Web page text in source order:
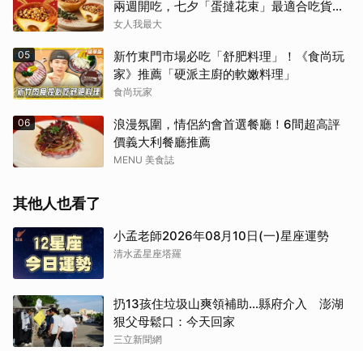
兩週開吃，七夕「蛋撻花束」最適合吃貨女
友
女人我最大
05
新竹東門市場必吃「舒肥料理」！《食尚玩
家》推薦「硬派主廚的軟嫩料理」
食尚玩家
06
浪漫氛圍，情侶約會首選餐廳！6間超高評
價義大利餐廳推薦
MENU 美食誌
其他人也看了
小孟老師2026年08月10日(一)星座運勢
清水孟星座塔羅
扔13孩住垃圾山爽領補助…縣府介入 澎湖
狠父母鬆口：今天回家
三立新聞網